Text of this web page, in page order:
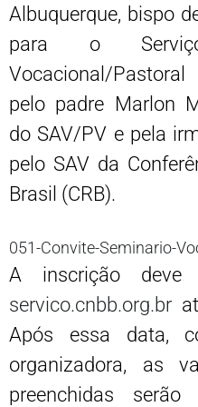
Albuquerque, bispo
para o
Vocacional/
pelo padre Marlon
do SAV/PV e pela
pelo SAV da
Brasil (CRB).
051-Convite-Seminario-
A inscrição
servico.cnbb.org.br
Após essa data,
organizadora, as
preenchidas